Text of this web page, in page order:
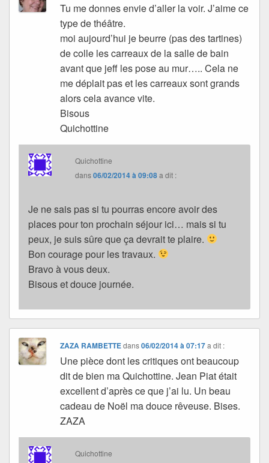
Tu me donnes envie d’aller la voir. J’aime ce
type de théâtre.
moi aujourd’hui je beurre (pas des tartines)
de colle les carreaux de la salle de bain
avant que jeff les pose au mur….. Cela ne
me déplait pas et les carreaux sont grands
alors cela avance vite.
Bisous
Quichottine
Quichottine
dans06/02/2014 à 09:08a dit :
Je ne sais pas si tu pourras encore avoir des
places pour ton prochain séjour ici… mais si tu
peux, je suis sûre que ça devrait te plaire.
Bon courage pour les travaux.
Bravo à vous deux.
Bisous et douce journée.
ZAZA RAMBETTEdans06/02/2014 à 07:17 a dit :
Une pièce dont les critiques ont beaucoup
dit de bien ma Quichottine. Jean Piat était
excellent d’après ce que j’ai lu. Un beau
cadeau de Noël ma douce rêveuse. Bises.
ZAZA
Quichottine